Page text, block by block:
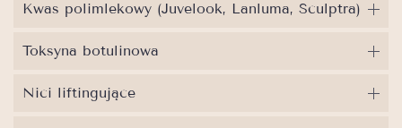
Kwas polimlekowy (Juvelook, Lanluma, Sculptra)
Toksyna botulinowa
Nici liftingujące